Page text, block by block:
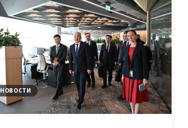
О
СОТРУДНИЧЕСТВЕ
СФЕРЕ
ЦИФРОВЫХ
ТЕХНОЛОГИЙ
НОВОСТИ